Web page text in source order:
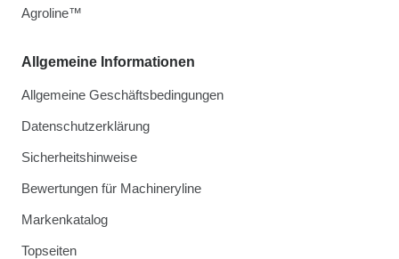
Allgemeine Informationen
Allgemeine Geschäftsbedingungen
Datenschutzerklärung
Sicherheitshinweise
Bewertungen für Machineryline
Markenkatalog
Topseiten
Agroline™